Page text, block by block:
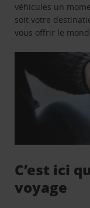
véhicules un
soit votre
vous offrir le
C’est ici
voyage